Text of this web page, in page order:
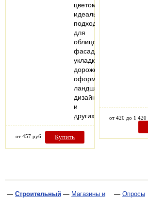
цветом,
идеально
подходит
для
облицовки
фасадов,
укладки
дорожек,
оформления
ландшафтного
дизайна
и
других…
от 457 руб Купить
от 420 до 1 420
— Строительный — Магазины и
— Опросы